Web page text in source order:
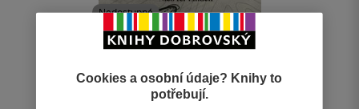
Nedostupné
Cookies a osobní údaje? Knihy to
potřebují.